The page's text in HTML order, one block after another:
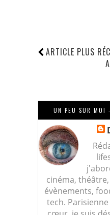
ARTICLE PLUS
UN PEU SUR MOI
cinéma,
évènements,
tech.